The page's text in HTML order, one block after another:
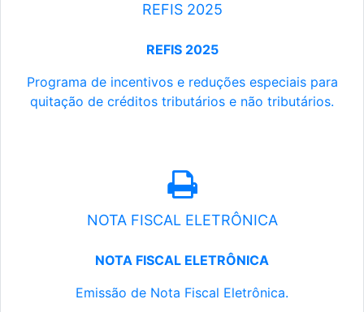
REFIS 2025
REFIS 2025
Programa de incentivos e reduções especiais para
quitação de créditos tributários e não tributários.
NOTA FISCAL ELETRÔNICA
NOTA FISCAL ELETRÔNICA
Emissão de Nota Fiscal Eletrônica.